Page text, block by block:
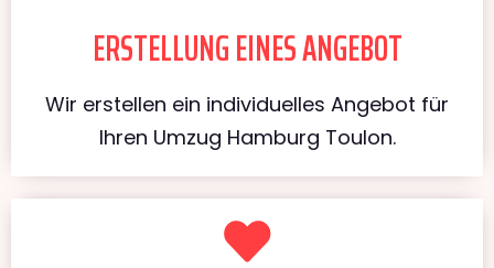
ERSTELLUNG EINES ANGEBOT
Wir erstellen ein individuelles Angebot für
Ihren Umzug Hamburg Toulon.